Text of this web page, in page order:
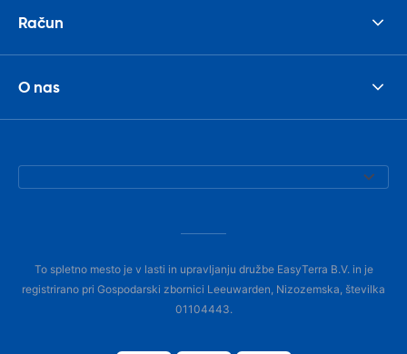
Račun
O nas
To spletno mesto je v lasti in upravljanju družbe EasyTerra B.V. in je
registrirano pri Gospodarski zbornici Leeuwarden, Nizozemska, številka
01104443.